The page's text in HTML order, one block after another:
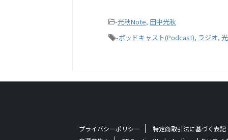
-光秋Note, 田中光秋
-ポッドキャスト(Podcast), ラジオ,
プライバシーポリシー
特定商取引法に基づく表記